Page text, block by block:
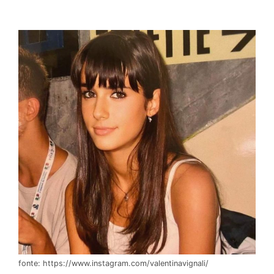
fonte: https://www.instagram.com/valentinavignali/